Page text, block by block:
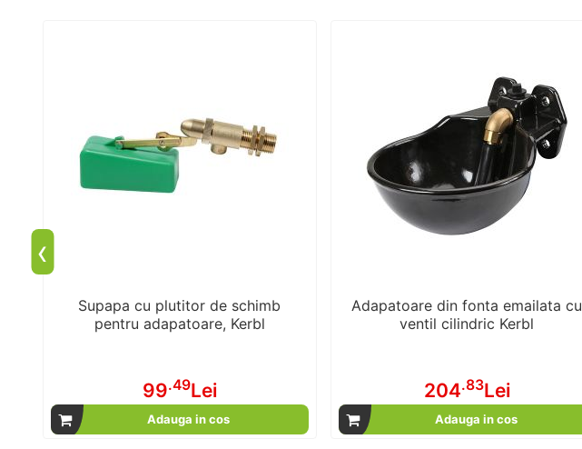
Supapa cu plutitor de schimb
pentru adapatoare, Kerbl
99.49Lei
Adauga in cos
Adapatoare din fonta emailata cu
ventil cilindric Kerbl
204.83Lei
Adauga in cos
‹